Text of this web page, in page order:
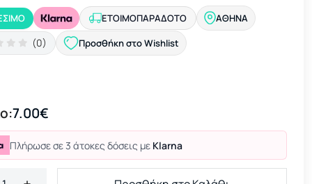
ΕΤΟΙΜΟΠΑΡΆΔΟΤΟ ΑΘΉΝΑ
(0) Προσθήκη στο Wishlist
7.00€
Πλήρωσε σε 3 άτοκες δόσεις με Klarna